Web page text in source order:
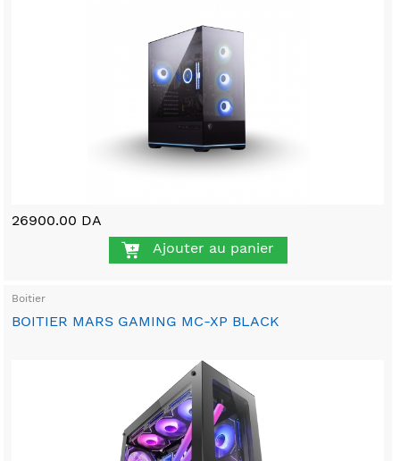
26900.00 DA
Ajouter au panier
Boitier
BOITIER MARS GAMING MC-XP BLACK